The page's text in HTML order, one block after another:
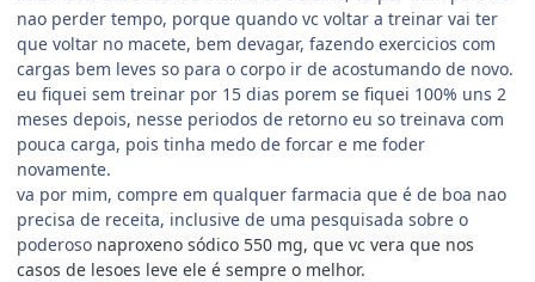
nao perder tempo, porque quando vc voltar a treinar vai ter
que voltar no macete, bem devagar, fazendo exercicios com
cargas bem leves so para o corpo ir de acostumando de novo.
eu fiquei sem treinar por 15 dias porem se fiquei 100% uns 2
meses depois, nesse periodos de retorno eu so treinava com
pouca carga, pois tinha medo de forcar e me foder
novamente.
va por mim, compre em qualquer farmacia que é de boa nao
precisa de receita, inclusive de uma pesquisada sobre o
poderoso naproxeno sódico 550 mg, que vc vera que nos
casos de lesoes leve ele é sempre o melhor.